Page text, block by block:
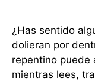
¿Has sentido
dolieran por
repentino puede
mientras lees,